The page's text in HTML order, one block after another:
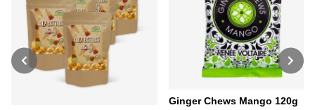
Ginger Chews Mango 120g